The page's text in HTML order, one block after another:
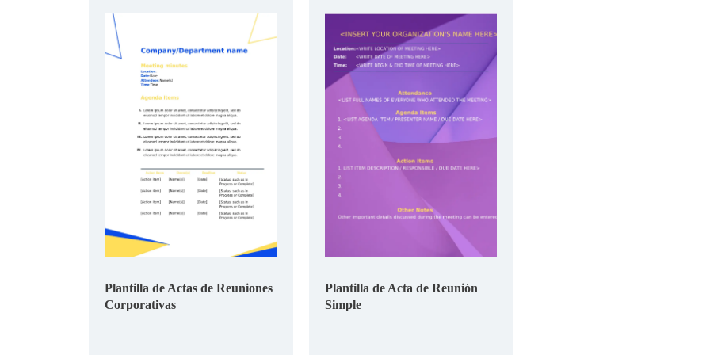
Plantilla de Actas de Reuniones
Corporativas
Plantilla de Acta de Reunión
Simple